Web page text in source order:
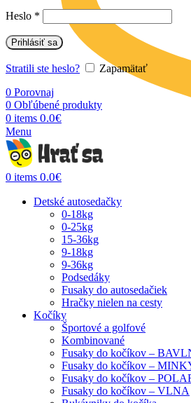
Heslo *
Prihlásiť sa
Stratili ste heslo?
Zapamätať
0 Porovnaj
0 Obľúbené produkty
0 items 0.0€
Menu
0 items 0.0€
Detské autosedačky
0-18kg
0-25kg
15-36kg
9-18kg
9-36kg
Podsedáky
Fusaky do autosedačiek
Hračky nielen na cesty
Kočíky
Športové a golfové
Kombinované
Fusaky do kočíkov –
Fusaky do kočíkov –
Fusaky do kočíkov –
Fusaky do kočíkov – VLNA